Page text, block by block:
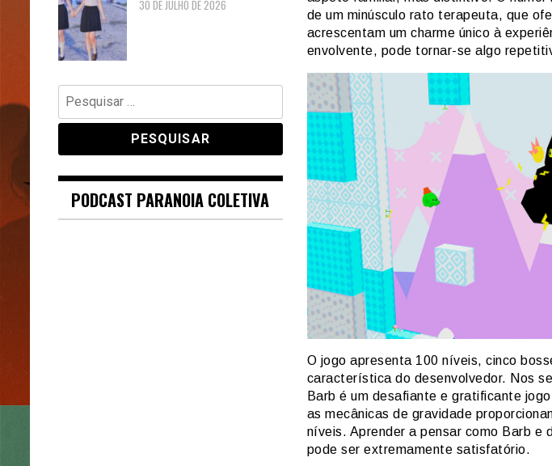
de um minúsculo rato terapeuta, que
acrescentam um charme único à
envolvente, pode tornar-se algo
O jogo apresenta 100 níveis, cinco
característica do desenvolvedor. Nos
Barb é um desafiante e gratificante
as mecânicas de gravidade
níveis. Aprender a pensar como Barb e
pode ser extremamente satisfatório.
30 DE JULHO DE 2026
Pesquisar
por:
PODCAST PARANOIA COLETIVA